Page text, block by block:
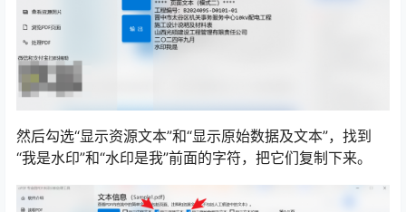
然后勾选“显示资源文本”和“显示原始数据及文本”，找到
“我是水印”和“水印是我”前面的字符，把它们复制下来。